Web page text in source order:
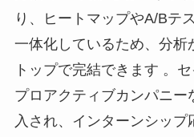
り、ヒートマップやA/Bテ
一体化しているため、分析
トップで完結できます 。
プロアクティブカンパニー
入され、インターンシッ